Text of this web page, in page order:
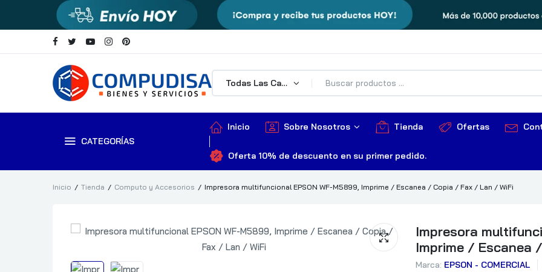
Todas Las Categorías
CATEGORÍAS
Inicio Sobre Nosotros Tienda Ofertas
Oferta 10% de descuento en su primer pedido.
Inicio Tienda Computo y Accesorios Impresora multifuncional EPSON WF-M5899, Imprime / Escanea / Copia / Fax / Lan / WiFi
Impresora
Imprime / Escanea
Marca: EPSON - COMERCIAL